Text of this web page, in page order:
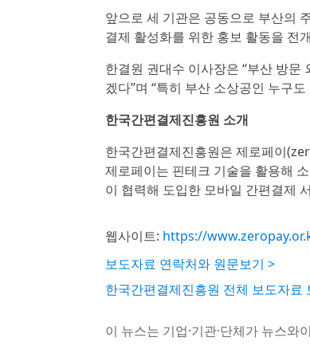
앞으로 세 기관은 공동으로 부산의
결제 활성화를 위한 홍보 활동을 전
한결원 권대수 이사장은 “부산 방
겠다”며 “특히 부산 소상공인 누구
한국간편결제진흥원 소개
한국간편결제진흥원은 제로페이
제로페이는 핀테크 기술을 활용해
이 협력해 도입한 모바일 간편결제
웹사이트: https://
보도자료 연락처와 원문보기 >
한국간편결제진흥원 전체 보도자료
이 뉴스는 기업·기관·단체가 뉴스